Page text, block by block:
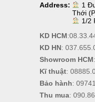
Address:
1
Thới
1/2
KD HCM:
KD HN:
Showroom HCM:
Kĩ thuật:
Bảo hành:
Thu mua: